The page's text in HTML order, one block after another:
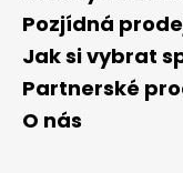
Pozjídná
Jak si vybrat
Partnerské
O nás